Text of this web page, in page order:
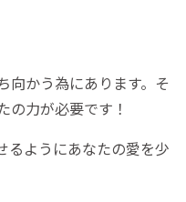
向かう為にあります。そ
の力が必要です！
るようにあなたの愛を少